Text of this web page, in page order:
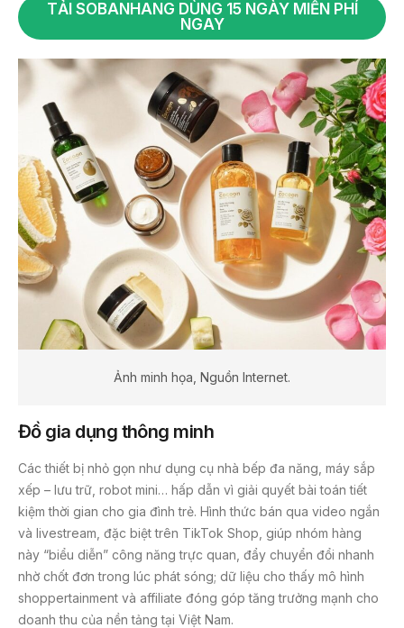
TẢI SOBANHANG DÙNG 15 NGÀY MIỄN PHÍ
NGAY
Ảnh minh họa, Nguồn Internet.
Đồ gia dụng thông minh
Các thiết bị nhỏ gọn như dụng cụ nhà bếp đa năng, máy sắp
xếp – lưu trữ, robot mini… hấp dẫn vì giải quyết bài toán tiết
kiệm thời gian cho gia đình trẻ. Hình thức bán qua video ngắn
và livestream, đặc biệt trên TikTok Shop, giúp nhóm hàng
này “biểu diễn” công năng trực quan, đẩy chuyển đổi nhanh
nhờ chốt đơn trong lúc phát sóng; dữ liệu cho thấy mô hình
shoppertainment và affiliate đóng góp tăng trưởng mạnh cho
doanh thu của nền tảng tại Việt Nam.